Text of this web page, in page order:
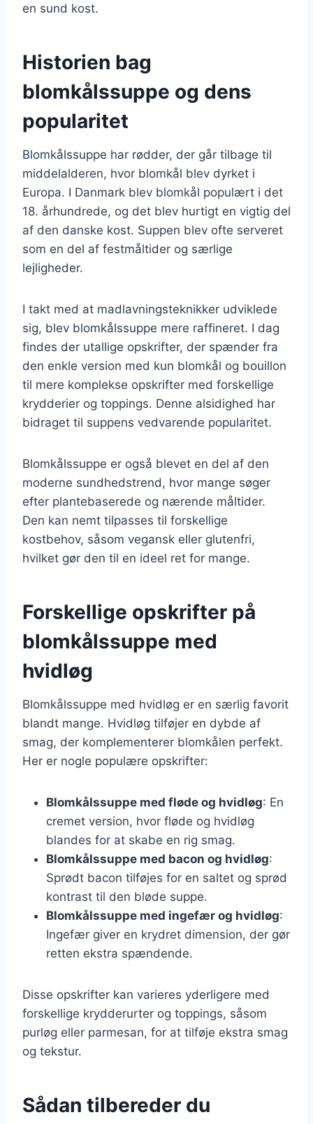
en sund kost.
Historien bag
blomkålssuppe og dens
popularitet
Blomkålssuppe har rødder, der går tilbage til
middelalderen, hvor blomkål blev dyrket i
Europa. I Danmark blev blomkål populært i det
18. århundrede, og det blev hurtigt en vigtig del
af den danske kost. Suppen blev ofte serveret
som en del af festmåltider og særlige
lejligheder.
I takt med at madlavningsteknikker udviklede
sig, blev blomkålssuppe mere raffineret. I dag
findes der utallige opskrifter, der spænder fra
den enkle version med kun blomkål og bouillon
til mere komplekse opskrifter med forskellige
krydderier og toppings. Denne alsidighed har
bidraget til suppens vedvarende popularitet.
Blomkålssuppe er også blevet en del af den
moderne sundhedstrend, hvor mange søger
efter plantebaserede og nærende måltider.
Den kan nemt tilpasses til forskellige
kostbehov, såsom vegansk eller glutenfri,
hvilket gør den til en ideel ret for mange.
Forskellige opskrifter på
blomkålssuppe med
hvidløg
Blomkålssuppe med hvidløg er en særlig favorit
blandt mange. Hvidløg tilføjer en dybde af
smag, der komplementerer blomkålen perfekt.
Her er nogle populære opskrifter:
Blomkålssuppe med fløde og hvidløg: En
cremet version, hvor fløde og hvidløg
blandes for at skabe en rig smag.
Blomkålssuppe med bacon og hvidløg:
Sprødt bacon tilføjes for en saltet og sprød
kontrast til den bløde suppe.
Blomkålssuppe med ingefær og hvidløg:
Ingefær giver en krydret dimension, der gør
retten ekstra spændende.
Disse opskrifter kan varieres yderligere med
forskellige krydderurter og toppings, såsom
purløg eller parmesan, for at tilføje ekstra smag
og tekstur.
Sådan tilbereder du